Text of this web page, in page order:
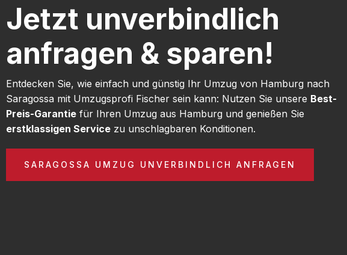
Jetzt unverbindlich
anfragen & sparen!
Entdecken Sie, wie einfach und günstig Ihr Umzug von Hamburg nach
Saragossa mit Umzugsprofi Fischer sein kann: Nutzen Sie unsere Best-
Preis-Garantie für Ihren Umzug aus Hamburg und genießen Sie
erstklassigen Service zu unschlagbaren Konditionen.
SARAGOSSA UMZUG UNVERBINDLICH ANFRAGEN